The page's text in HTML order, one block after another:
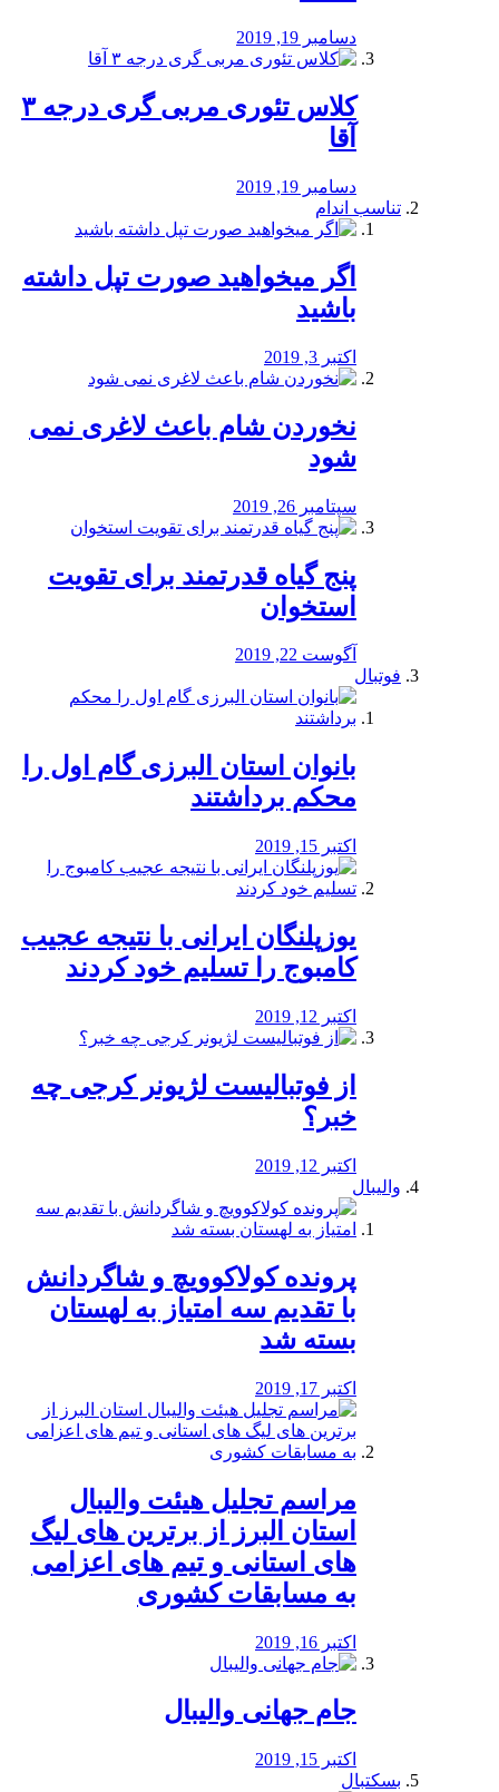
دسامبر 19, 2019
کلاس تئوری مربی گری درجه ۳
آقا
دسامبر 19, 2019
تناسب اندام
اگر میخواهید صورت تپل داشته
باشید
اکتبر 3, 2019
نخوردن شام باعث لاغری نمی
‌شود
سپتامبر 26, 2019
پنج گیاه قدرتمند برای تقویت
استخوان
آگوست 22, 2019
فوتبال
بانوان استان البرزی گام اول را
محكم برداشتند
اکتبر 15, 2019
یوزپلنگان ایرانی با نتیجه عجیب
کامبوج را تسلیم خود کردند
اکتبر 12, 2019
از فوتبالیست لژیونر کرجی چه
خبر؟
اکتبر 12, 2019
والیبال
پرونده کولاکوویچ و شاگردانش
با تقدیم سه امتیاز به لهستان
بسته شد
اکتبر 17, 2019
مراسم تجلیل هیئت والیبال
استان البرز از برترین های لیگ
های استانی و تیم های اعزامی
به مسابقات کشوری
اکتبر 16, 2019
جام جهانی والیبال
اکتبر 15, 2019
بسکتبال